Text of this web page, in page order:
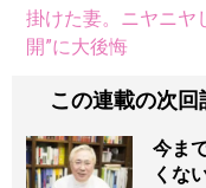
掛けた妻。ニヤニヤ
開”に大後悔
この連載の次回
今ま
くな